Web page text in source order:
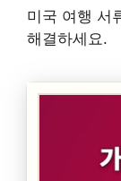
미국 여행 서
해결하세요.